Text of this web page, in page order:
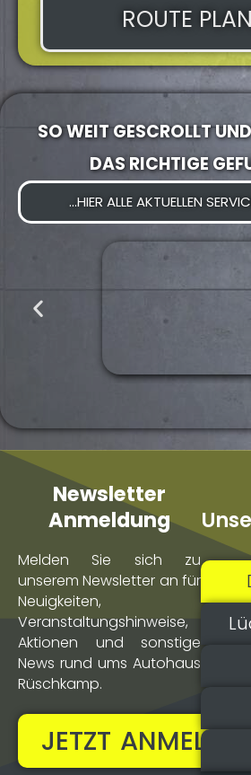
ROUTE
SO WEIT GESCROLLT
DAS RICHTIGE
...HIER ALLE AKTUELLEN
Newsletter
Anmeldung
Melden Sie sich zu
unserem Newsletter an für
Neuigkeiten,
Veranstaltungs­hinweise,
Aktionen und sonstige
News rund ums Autohaus
Rüschkamp.
JETZT ANMELDEN!